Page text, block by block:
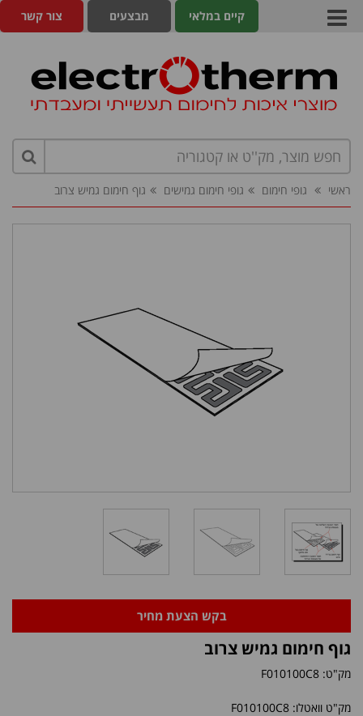
צור קשר מבצעים קיים במלאי
ראשי גופי חימום גופי חימום גמישים גוף חימום גמיש צרוב
בקש הצעת מחיר
גוף חימום גמיש צרוב
מק"ט: F010100C8
מק"ט וואטלו: F010100C8